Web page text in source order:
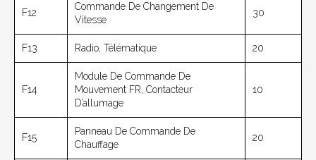
F12
Commande De Changement De
Vitesse
30
F13 Radio, Télématique 20
F14
Module De Commande De
Mouvement FR, Contacteur
D’allumage
10
F15
Panneau De Commande De
Chauffage
20